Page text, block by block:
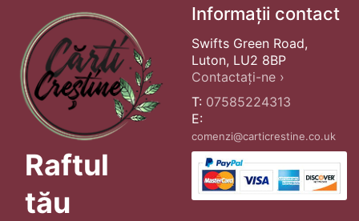
Raftul
tău
Informații contact
Swifts Green Road,
Luton, LU2 8BP
Contactați-ne ›
T: 07585224313
E:
comenzi@carticrestine.co.uk